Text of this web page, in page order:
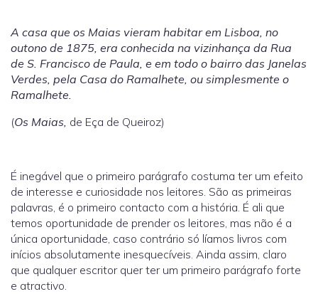
A casa que os Maias vieram habitar em Lisboa, no
outono de 1875, era conhecida na vizinhança da Rua
de S. Francisco de Paula, e em todo o bairro das Janelas
Verdes, pela Casa do Ramalhete, ou simplesmente o
Ramalhete.
(Os Maias, de Eça de Queiroz)
É inegável que o primeiro parágrafo costuma ter um efeito
de interesse e curiosidade nos leitores. São as primeiras
palavras, é o primeiro contacto com a história. É ali que
temos oportunidade de prender os leitores, mas não é a
única oportunidade, caso contrário só líamos livros com
inícios absolutamente inesquecíveis. Ainda assim, claro
que qualquer escritor quer ter um primeiro parágrafo forte
e atractivo.